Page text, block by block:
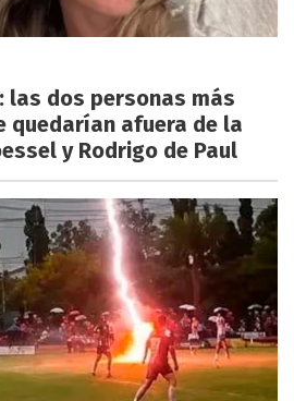
las dos personas más
quedarían afuera de la
y Rodrigo de Paul